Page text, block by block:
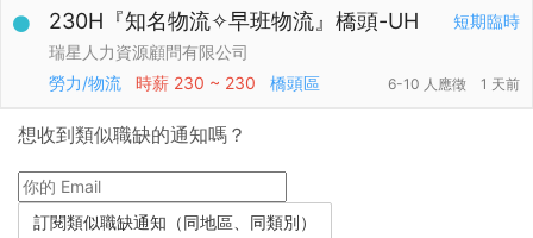
短期臨時
230H『知名物流✧早班物流』橋頭-UH
瑞星人力資源顧問有限公司
勞力/物流
時薪 230 ~ 230 橋頭區 6-10 人應徵 1 天前
想收到類似職缺的通知嗎？